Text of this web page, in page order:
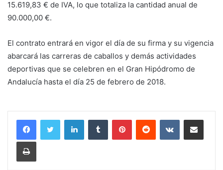
15.619,83 € de IVA, lo que totaliza la cantidad anual de
90.000,00 €.
El contrato entrará en vigor el día de su firma y su vigencia
abarcará las carreras de caballos y demás actividades
deportivas que se celebren en el Gran Hipódromo de
Andalucía hasta el día 25 de febrero de 2018.